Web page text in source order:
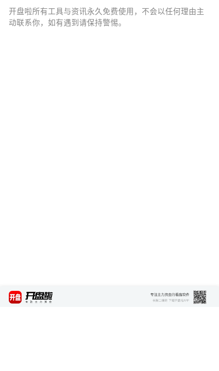
开盘啦所有工具与资讯永久免费使用，不会以任何理由主
动联系你，如有遇到请保持警惕。